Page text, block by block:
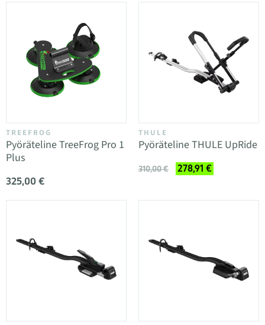
TREEFROG
Pyöräteline TreeFrog Pro 1
Plus
325,00 €
THULE
Pyöräteline THULE UpRide
310,00 € 278,91 €